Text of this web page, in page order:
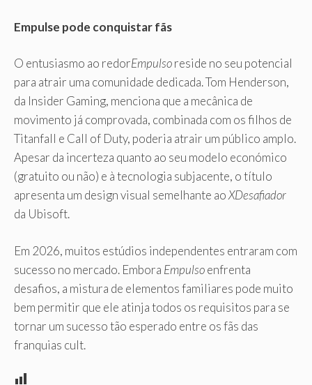
Empulse pode conquistar fãs
O entusiasmo ao redorEmpulsoreside no seu potencial
para atrair uma comunidade dedicada. Tom Henderson,
da Insider Gaming, menciona que a mecânica de
movimento já comprovada, combinada com os filhos de
Titanfall e Call of Duty, poderia atrair um público amplo.
Apesar da incerteza quanto ao seu modelo económico
(gratuito ou não) e à tecnologia subjacente, o título
apresenta um design visual semelhante aoXDesafiador
da Ubisoft.
Em 2026, muitos estúdios independentes entraram com
sucesso no mercado. Embora Empulsoenfrenta
desafios, a mistura de elementos familiares pode muito
bem permitir que ele atinja todos os requisitos para se
tornar um sucesso tão esperado entre os fãs das
franquias cult.